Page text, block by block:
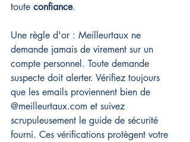
toute confiance.
Une règle d'or : Meilleurtaux ne
demande jamais de virement sur un
compte personnel. Toute demande
suspecte doit alerter. Vérifiez toujours
que les emails proviennent bien de
@meilleurtaux.com et suivez
scrupuleusement le guide de sécurité
fourni. Ces vérifications protègent votre